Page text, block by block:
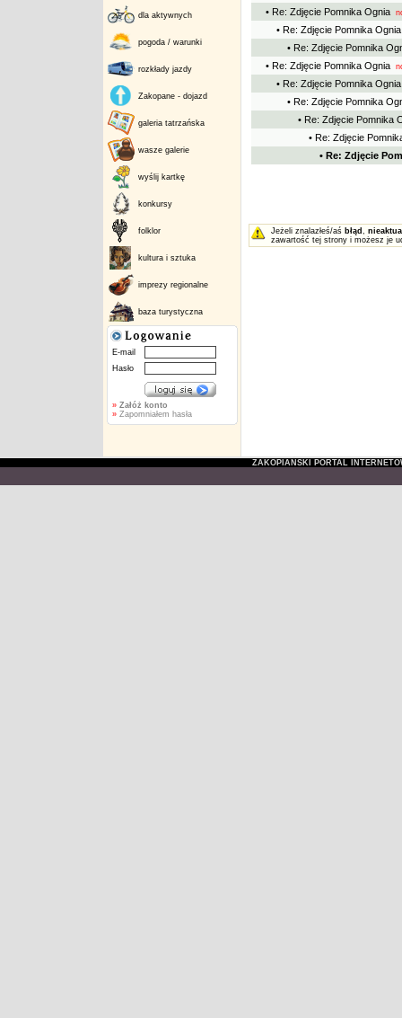
dla aktywnych
pogoda / warunki
rozkłady jazdy
Zakopane - dojazd
galeria tatrzańska
wasze galerie
wyślij kartkę
konkursy
folklor
kultura i sztuka
imprezy regionalne
baza turystyczna
E-mail
Hasło
» Załóż konto
»Zapomniałem hasła
• Re: Zdjęcie Pomnika Ognia
• Re: Zdjęcie Pomnika Ognia
• Re: Zdjęcie Pomnika
• Re: Zdjęcie Pomnika Ognia
• Re: Zdjęcie Pomnika Ognia
• Re: Zdjęcie Pomnika
• Re: Zdjęcie Pomnika
• Re: Zdjęcie
• Re: Zdjęcie
Jeżeli znalazłeś/aś błąd ,
zawartość tej strony i możesz je
ZAKOPIAŃSKI PORTAL